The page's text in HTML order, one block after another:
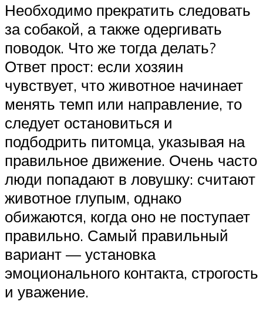
Необходимо прекратить следовать
за собакой, а также одергивать
поводок. Что же тогда делать?
Ответ прост: если хозяин
чувствует, что животное начинает
менять темп или направление, то
следует остановиться и
подбодрить питомца, указывая на
правильное движение. Очень часто
люди попадают в ловушку: считают
животное глупым, однако
обижаются, когда оно не поступает
правильно. Самый правильный
вариант — установка
эмоционального контакта, строгость
и уважение.